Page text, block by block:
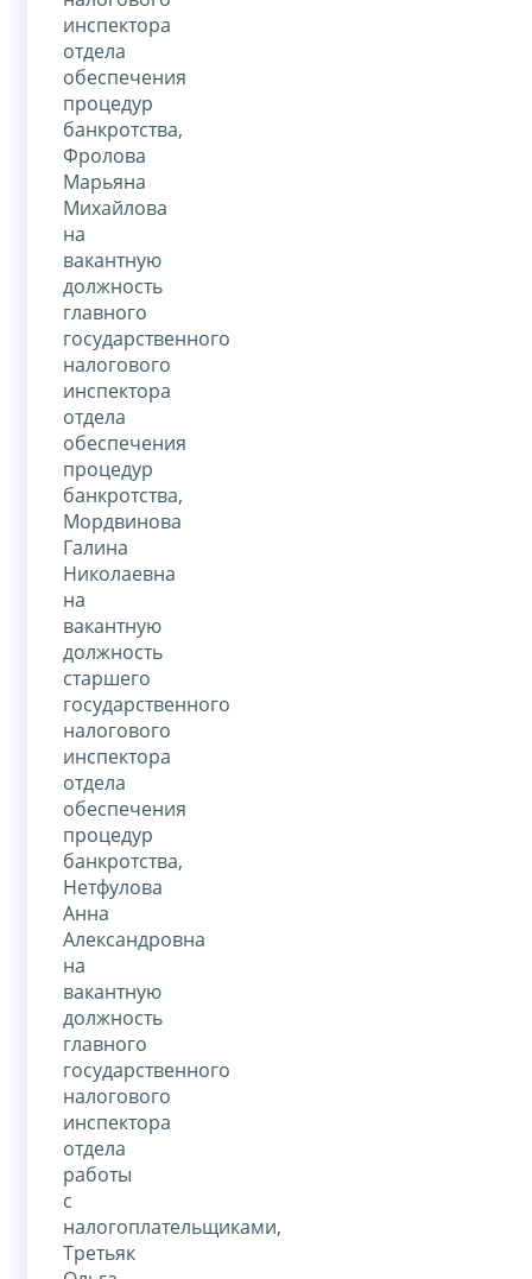
инспектора
отдела
обеспечения
процедур
банкротства,
Фролова
Марьяна
Михайлова
на
вакантную
должность
главного
государственного
налогового
инспектора
отдела
обеспечения
процедур
банкротства,
Мордвинова
Галина
Николаевна
на
вакантную
должность
старшего
государственного
налогового
инспектора
отдела
обеспечения
процедур
банкротства,
Нетфулова
Анна
Александровна
на
вакантную
должность
главного
государственного
налогового
инспектора
отдела
работы
с
налогоплательщиками,
Третьяк